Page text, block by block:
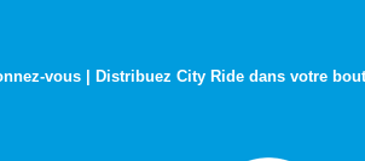
vous| Distribuez City Ride dans votre